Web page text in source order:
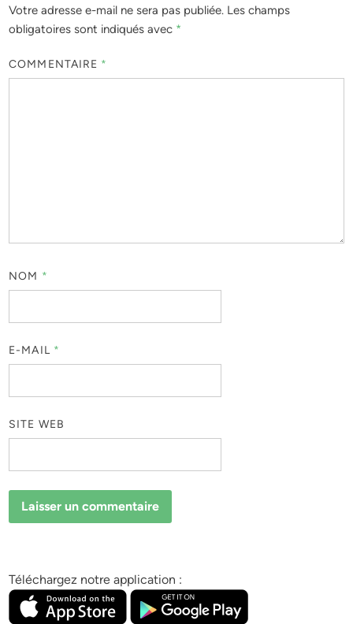
Votre adresse e-mail ne sera pas publiée. Les champs
obligatoires sont indiqués avec *
COMMENTAIRE *
NOM *
E-MAIL *
SITE WEB
Téléchargez notre application :